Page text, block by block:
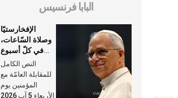
البابا فرنسيس
الإفخارستيّا
وصلاة السّاعات،
في كلّ أسبوع
وكلّ يوم، هما
النَّفَس في حياة
الكنيسة
النص الكامل
للمقابلة العامّة مع
المؤمنين يوم
الأربعاء 5 آب 2026